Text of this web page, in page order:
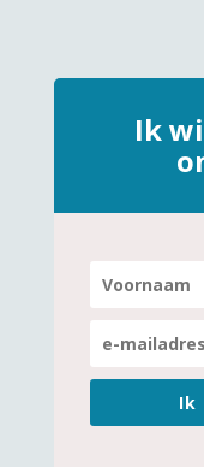
Ik
Ik